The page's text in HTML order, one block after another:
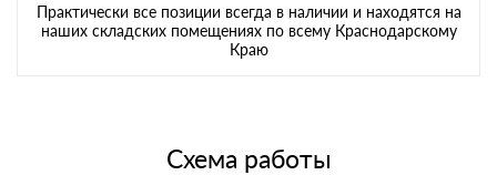
Практически все позиции всегда в наличии и находятся на
наших складских помещениях по всему Краснодарскому
Краю
Схема работы